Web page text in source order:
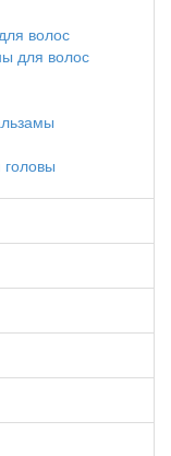
волос
для волос